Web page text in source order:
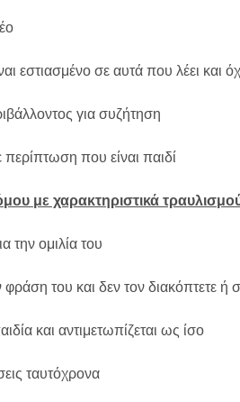
εστιασμένο σε αυτά που λέει και
για συζήτηση
που είναι παιδί
με χαρακτηριστικά
την ομιλία του
φράση του και δεν τον διακόπτετε
και αντιμετωπίζεται ως ίσο
ταυτόχρονα